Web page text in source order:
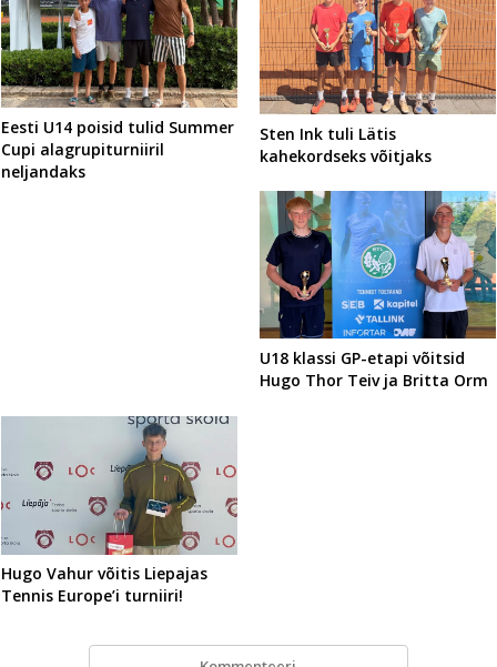
Eesti U14 poisid tulid Summer
Cupi alagrupiturniiril
neljandaks
Sten Ink tuli Lätis
kahekordseks võitjaks
U18 klassi GP-etapi võitsid
Hugo Thor Teiv ja Britta Orm
Hugo Vahur võitis Liepajas
Tennis Europe’i turniiri!